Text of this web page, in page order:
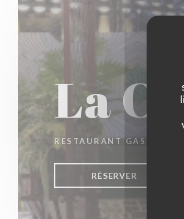
La
RESTAURANT
RÉSERVER